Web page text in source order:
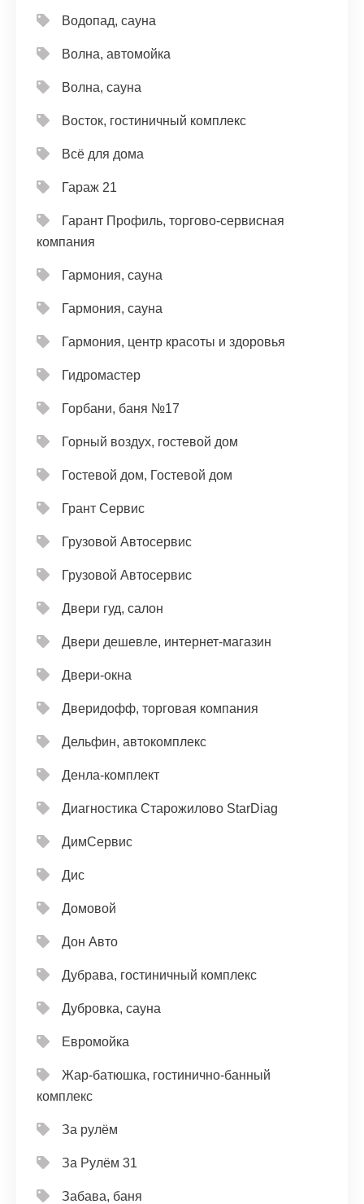
Водопад, сауна
Волна, автомойка
Волна, сауна
Восток, гостиничный комплекс
Всё для дома
Гараж 21
Гарант Профиль, торгово-сервисная
компания
Гармония, сауна
Гармония, сауна
Гармония, центр красоты и здоровья
Гидромастер
Горбани, баня №17
Горный воздух, гостевой дом
Гостевой дом, Гостевой дом
Грант Сервис
Грузовой Автосервис
Грузовой Автосервис
Двери гуд, салон
Двери дешевле, интернет-магазин
Двери-окна
Дверидофф, торговая компания
Дельфин, автокомплекс
Денла-комплект
Диагностика Старожилово StarDiag
ДимСервис
Дис
Домовой
Дон Авто
Дубрава, гостиничный комплекс
Дубровка, сауна
Евромойка
Жар-батюшка, гостинично-банный
комплекс
За рулём
За Рулём 31
Забава, баня